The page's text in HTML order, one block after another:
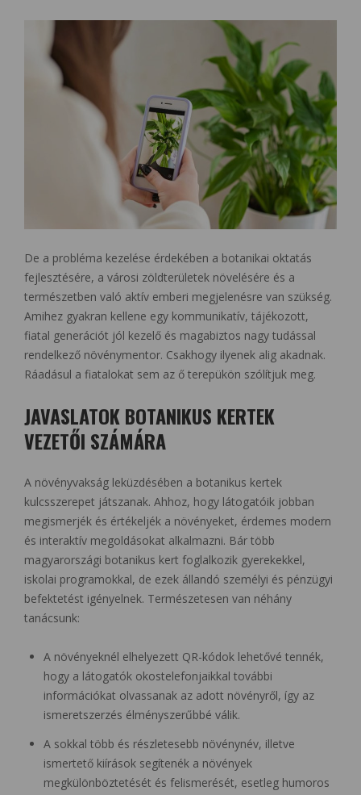
De a probléma kezelése érdekében a botanikai oktatás
fejlesztésére, a városi zöldterületek növelésére és a
természetben való aktív emberi megjelenésre van szükség.
Amihez gyakran kellene egy kommunikatív, tájékozott,
fiatal generációt jól kezelő és magabiztos nagy tudással
rendelkező növénymentor. Csakhogy ilyenek alig akadnak.
Ráadásul a fiatalokat sem az ő terepükön szólítjuk meg.
JAVASLATOK BOTANIKUS KERTEK
VEZETŐI SZÁMÁRA
A növényvakság leküzdésében a botanikus kertek
kulcsszerepet játszanak. Ahhoz, hogy látogatóik jobban
megismerjék és értékeljék a növényeket, érdemes modern
és interaktív megoldásokat alkalmazni. Bár több
magyarországi botanikus kert foglalkozik gyerekekkel,
iskolai programokkal, de ezek állandó személyi és pénzügyi
befektetést igényelnek. Természetesen van néhány
tanácsunk:
A növényeknél elhelyezett QR-kódok lehetővé tennék,
hogy a látogatók okostelefonjaikkal további
információkat olvassanak az adott növényről, így az
ismeretszerzés élményszerűbbé válik.
A sokkal több és részletesebb növénynév, illetve
ismertető kiírások segítenék a növények
megkülönböztetését és felismerését, esetleg humoros